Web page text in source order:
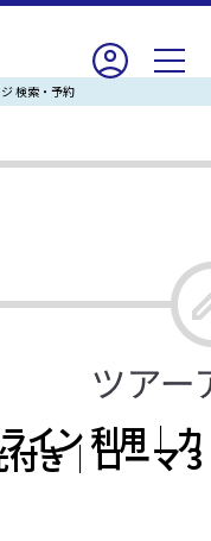
検索・予約
イン 利用｜カ
き｜ローマ 3